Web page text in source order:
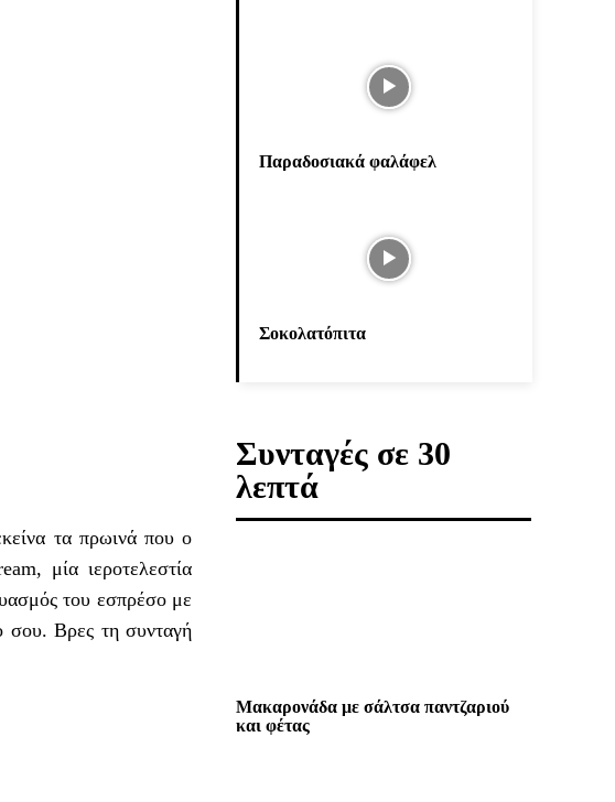
τα πρωινά που ο
μία ιεροτελεστία
του εσπρέσο με
σου. Βρες τη συνταγή
Παραδοσιακά φαλάφελ
Σοκολατόπιτα
Συνταγές σε 30
λεπτά
Μακαρονάδα με σάλτσα παντζαριού
και φέτας